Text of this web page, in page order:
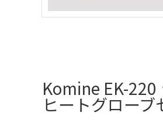
Komine EK-
ヒートグロー